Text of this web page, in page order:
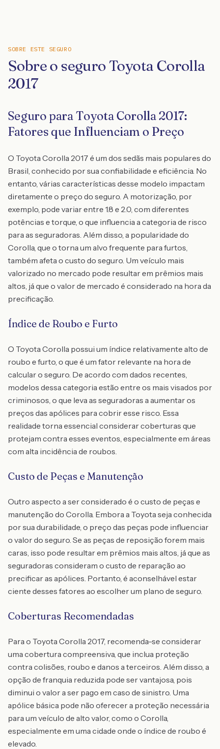
SOBRE ESTE SEGURO
Sobre o seguro Toyota Corolla
2017
Seguro para Toyota Corolla 2017:
Fatores que Influenciam o Preço
O Toyota Corolla 2017 é um dos sedãs mais populares do
Brasil, conhecido por sua confiabilidade e eficiência. No
entanto, várias características desse modelo impactam
diretamente o preço do seguro. A motorização, por
exemplo, pode variar entre 1.8 e 2.0, com diferentes
potências e torque, o que influencia a categoria de risco
para as seguradoras. Além disso, a popularidade do
Corolla, que o torna um alvo frequente para furtos,
também afeta o custo do seguro. Um veículo mais
valorizado no mercado pode resultar em prêmios mais
altos, já que o valor de mercado é considerado na hora da
precificação.
Índice de Roubo e Furto
O Toyota Corolla possui um índice relativamente alto de
roubo e furto, o que é um fator relevante na hora de
calcular o seguro. De acordo com dados recentes,
modelos dessa categoria estão entre os mais visados por
criminosos, o que leva as seguradoras a aumentar os
preços das apólices para cobrir esse risco. Essa
realidade torna essencial considerar coberturas que
protejam contra esses eventos, especialmente em áreas
com alta incidência de roubos.
Custo de Peças e Manutenção
Outro aspecto a ser considerado é o custo de peças e
manutenção do Corolla. Embora a Toyota seja conhecida
por sua durabilidade, o preço das peças pode influenciar
o valor do seguro. Se as peças de reposição forem mais
caras, isso pode resultar em prêmios mais altos, já que as
seguradoras consideram o custo de reparação ao
precificar as apólices. Portanto, é aconselhável estar
ciente desses fatores ao escolher um plano de seguro.
Coberturas Recomendadas
Para o Toyota Corolla 2017, recomenda-se considerar
uma cobertura compreensiva, que inclua proteção
contra colisões, roubo e danos a terceiros. Além disso, a
opção de franquia reduzida pode ser vantajosa, pois
diminui o valor a ser pago em caso de sinistro. Uma
apólice básica pode não oferecer a proteção necessária
para um veículo de alto valor, como o Corolla,
especialmente em uma cidade onde o índice de roubo é
elevado.